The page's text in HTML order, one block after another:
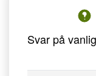
Svar på